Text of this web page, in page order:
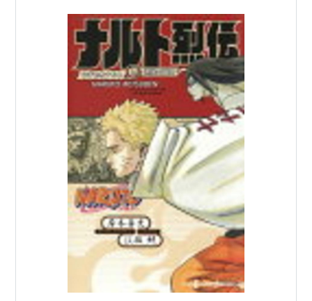
遊☆戯☆王デュエルモンスターズ（海馬モクバ）
電脳冒険記ウェブダイバー（浅羽ナオキ、アナウン
キャプテン翼（平成版）（滝一、沢田タケシ）
デジモンフロンティア（神原拓也）
NARUTO-ナルト-/NARUTO-ナルト- 疾風伝（うずま
きナルト）
おねがいマイメロディシリーズ （クロミ、クルミ・
家庭教師ヒットマンREBORN!（ランボ）
Yes! プリキュア5（夏木りん/キュアルージュ）
ウエルベールの物語（ティナ・ローター）
イナズマイレブン/イナズマイレブン GO（円堂守）
NARUTO-ナルト- SD ロック・リーの青春フルパワ